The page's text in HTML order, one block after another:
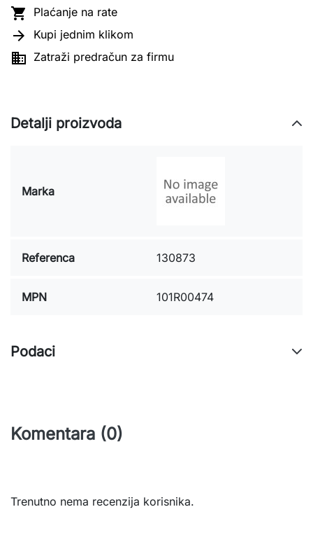
 Plaćanje na rate
 Kupi jednim klikom
 Zatraži predračun za firmu
Detalji proizvoda
Marka
Referenca 130873
MPN 101R00474
Podaci
Komentara (0)
Trenutno nema recenzija korisnika.